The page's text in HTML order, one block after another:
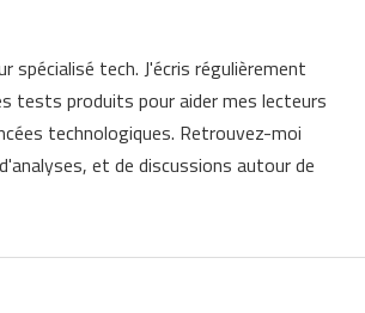
spécialisé tech. J'écris régulièrement
tests produits pour aider mes lecteurs
technologiques. Retrouvez-moi
et de discussions autour de